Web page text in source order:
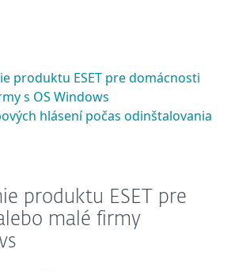
produktu ESET pre domácnosti
s OS Windows
hlásení počas odinštalovania
produktu ESET pre
malé firmy